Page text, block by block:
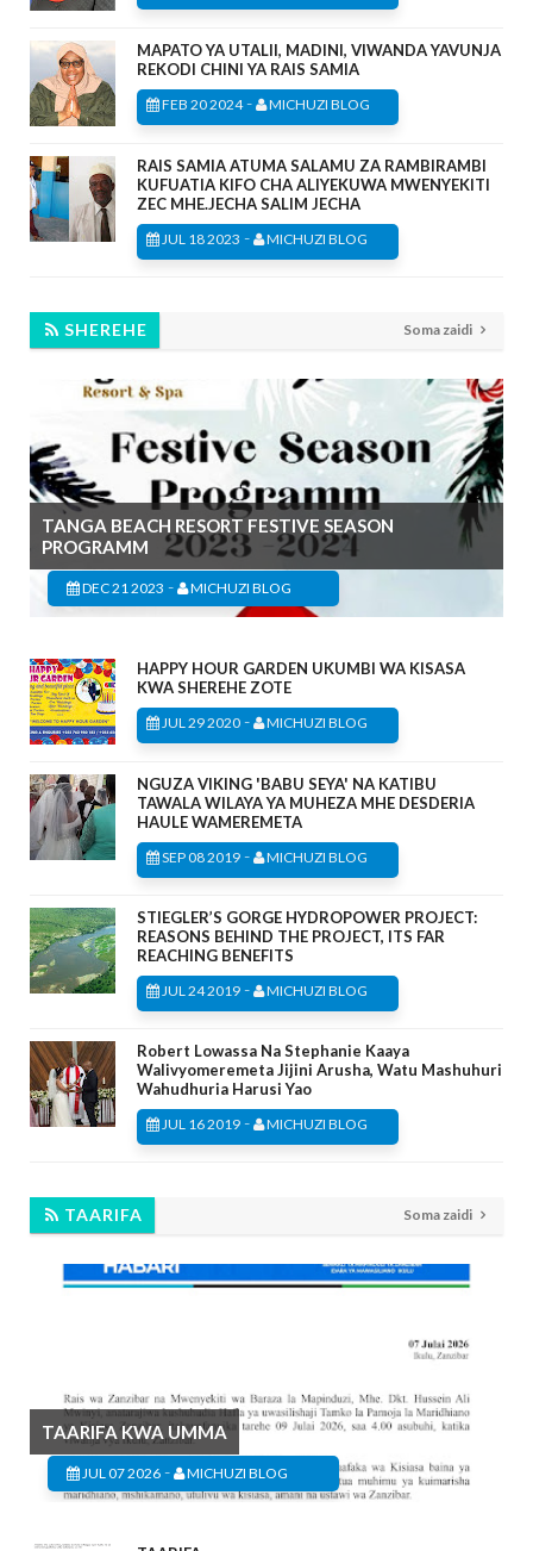
MAPATO YA UTALII, MADINI, VIWANDA YAVUNJA
REKODI CHINI YA RAIS SAMIA
FEB 20 2024- MICHUZI BLOG
RAIS SAMIA ATUMA SALAMU ZA RAMBIRAMBI
KUFUATIA KIFO CHA ALIYEKUWA MWENYEKITI
ZEC MHE.JECHA SALIM JECHA
JUL 18 2023 - MICHUZI BLOG
SHEREHE Soma zaidi
TANGA BEACH RESORT FESTIVE SEASON
PROGRAMM
DEC 21 2023 - MICHUZI BLOG
HAPPY HOUR GARDEN UKUMBI WA KISASA
KWA SHEREHE ZOTE
JUL 29 2020 - MICHUZI BLOG
NGUZA VIKING 'BABU SEYA' NA KATIBU
TAWALA WILAYA YA MUHEZA MHE DESDERIA
HAULE WAMEREMETA
SEP 08 2019 - MICHUZI BLOG
STIEGLER’S GORGE HYDROPOWER PROJECT:
REASONS BEHIND THE PROJECT, ITS FAR
REACHING BENEFITS
JUL 24 2019 - MICHUZI BLOG
Robert Lowassa Na Stephanie Kaaya
Walivyomeremeta Jijini Arusha, Watu Mashuhuri
Wahudhuria Harusi Yao
JUL 16 2019 - MICHUZI BLOG
TAARIFA Soma zaidi
TAARIFA KWA UMMA
JUL 07 2026 - MICHUZI BLOG